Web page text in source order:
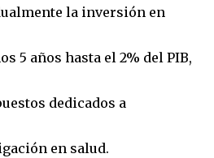
la inversión en
5 años hasta el 2% del PIB,
dedicados a
en salud.